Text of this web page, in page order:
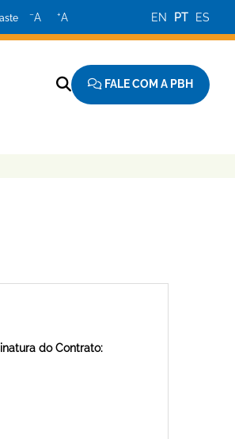
−A +A EN PT ES
FALE COM A PBH
do Contrato: